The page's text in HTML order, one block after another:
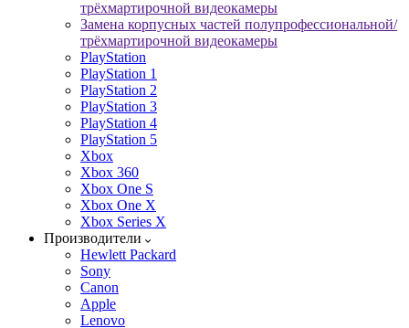
трёхмартирочной видеокамеры
Замена корпусных частей полупрофессиональной/
трёхмартирочной видеокамеры
PlayStation
PlayStation 1
PlayStation 2
PlayStation 3
PlayStation 4
PlayStation 5
Xbox
Xbox 360
Xbox One S
Xbox One X
Xbox Series X
Производители
Hewlett Packard
Sony
Canon
Apple
Lenovo